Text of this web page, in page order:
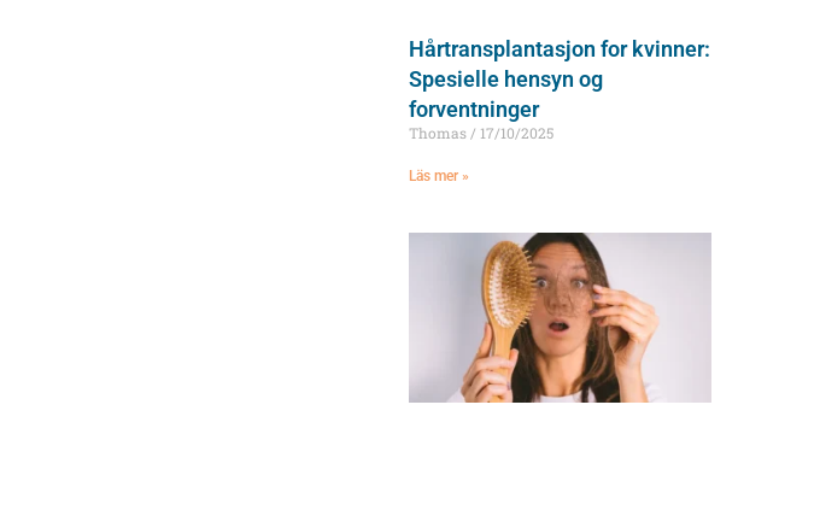
Hårtransplantasjon for kvinner:
Spesielle hensyn og
forventninger
Thomas 17/10/2025
Läs mer »